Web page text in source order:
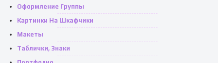
Оформление Группы
Картинки На Шкафчики
Макеты
Таблички, Знаки